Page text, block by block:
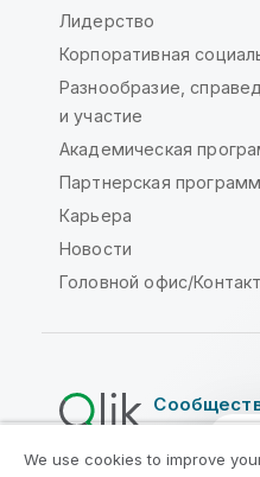
Лидерство
Корпоративная
Разнообразие,
и участие
Академическая
Партнерская
Карьера
Новости
Головной офис/Контакт
Юридические соглашения
We use cookies to improve